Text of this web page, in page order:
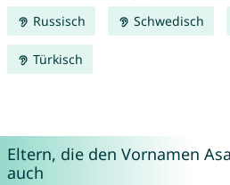
Russisch Schwedisch
Türkisch
Eltern, die den Vornamen
auch